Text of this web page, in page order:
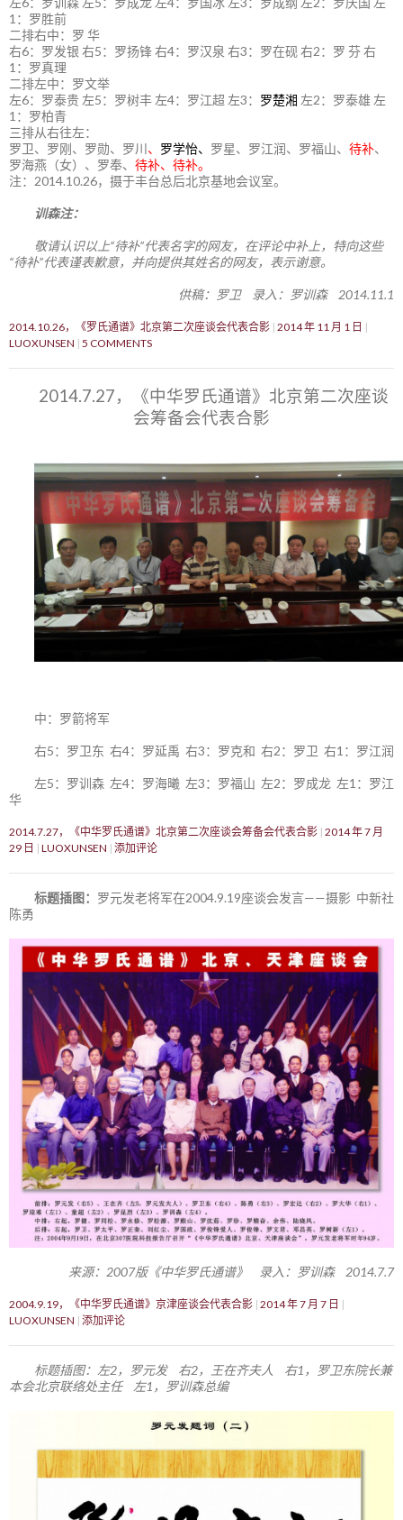
1：罗胜前
二排右中：罗 华
右6：罗发银 右5：罗扬锋 右4：罗汉泉 右3：罗在砚 右2：罗 芬 右
1：罗真理
二排左中：罗文举
左6：罗泰贵 左5：罗树丰 左4：罗江超 左3： 罗楚湘 左2：罗泰雄 左
1：罗柏青
三排从右往左：
罗卫、罗刚、罗勋、罗川 、 罗学怡、 罗星、罗江润、罗福山、 待补、
罗海燕（女）、罗奉、 待补、待补。
注：2014.10.26，摄于丰台总后北京基地会议室。
训森注：
敬请认识以上“待补”代表名字的网友，在评论中补上，特向这些
“待补”代表谨表歉意，并向提供其姓名的网友，表示谢意。
供稿：罗卫 录入：罗训森 2014.11.1
2014.10.26，《罗氏通谱》北京第二次座谈会代表合影 2014 年 11 月 1 日
LUOXUNSEN 5 COMMENTS
2014.7.27，《中华罗氏通谱》北京第二次座谈
会筹备会代表合影
中：罗箭将军
右5：罗卫东 右4：罗延禹 右3：罗克和 右2：罗卫 右1：罗江润
左5：罗训森 左4：罗海曦 左3：罗福山 左2：罗成龙 左1：罗江
华
2014.7.27，《中华罗氏通谱》北京第二次座谈会筹备会代表合影 2014 年 7 月
29 日
LUOXUNSEN 添加评论
标题插图： 罗元发老将军在2004.9.19座谈会发言——摄影 中新社
陈勇
来源：2007版《中华罗氏通谱》 录入：罗训森 2014.7.7
2004.9.19，《中华罗氏通谱》京津座谈会代表合影 2014 年 7 月 7 日
LUOXUNSEN 添加评论
标题插图：左2，罗元发 右2，王在齐夫人 右1，罗卫东院长兼
本会北京联络处主任 左1，罗训森总编